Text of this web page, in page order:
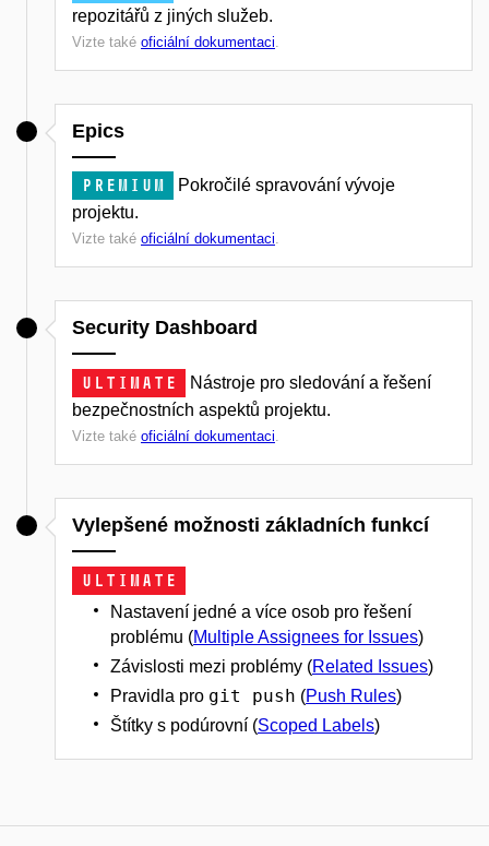
repozitářů z jiných služeb.
Vizte také oficiální dokumentaci
Epics
Premium
Pokročilé spravování vývoje
projektu.
Vizte také oficiální dokumentaci.
Security Dashboard
Ultimate
Nástroje pro sledování a řešení
bezpečnostních aspektů projektu.
Vizte také oficiální dokumentaci
Vylepšené možnosti základních funkcí
Ultimate
Nastavení jedné a více osob pro řešení
problému (Multiple Assignees for Issues)
Závislosti mezi problémy (Related Issues)
Pravidla pro git push (Push Rules)
Štítky s podúrovní (Scoped Labels)